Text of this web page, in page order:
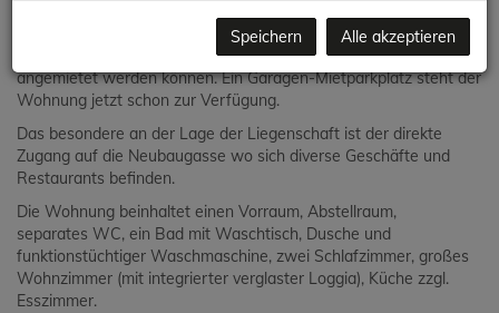
Außerdem hat das Haus eine Tiefgarage wo Stellplätze
angemietet werden können. Ein Garagen-Mietparkplatz steht der
Wohnung jetzt schon zur Verfügung.
Das besondere an der Lage der Liegenschaft ist der direkte
Zugang auf die Neubaugasse wo sich diverse Geschäfte und
Restaurants befinden.
Die Wohnung beinhaltet einen Vorraum, Abstellraum,
separates WC, ein Bad mit Waschtisch, Dusche und
funktionstüchtiger Waschmaschine, zwei Schlafzimmer, großes
Wohnzimmer (mit integrierter verglaster Loggia), Küche zzgl.
Esszimmer.
Speichern Alle akzeptieren